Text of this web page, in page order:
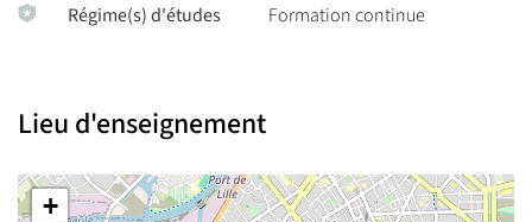
Régime(s) d'études Formation continue
Lieu d'enseignement
+